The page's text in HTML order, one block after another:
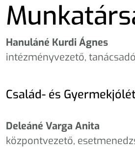
Hanuláné Kurdi Ágnes
intézményvezető,
Család- és
Deleáné Varga Anita
központvezető,